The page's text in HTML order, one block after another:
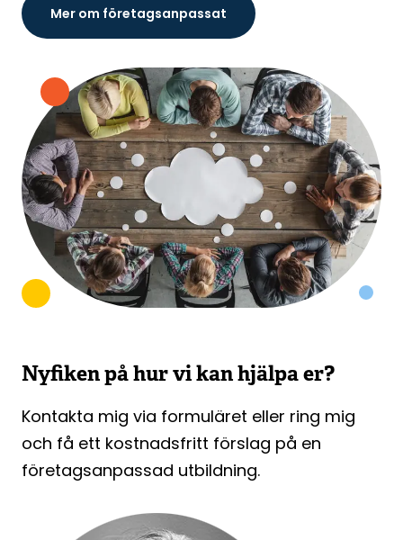
Mer om företagsanpassat
Nyfiken på hur vi kan hjälpa er?
Kontakta mig via formuläret eller ring mig
och få ett kostnadsfritt förslag på en
företagsanpassad utbildning.